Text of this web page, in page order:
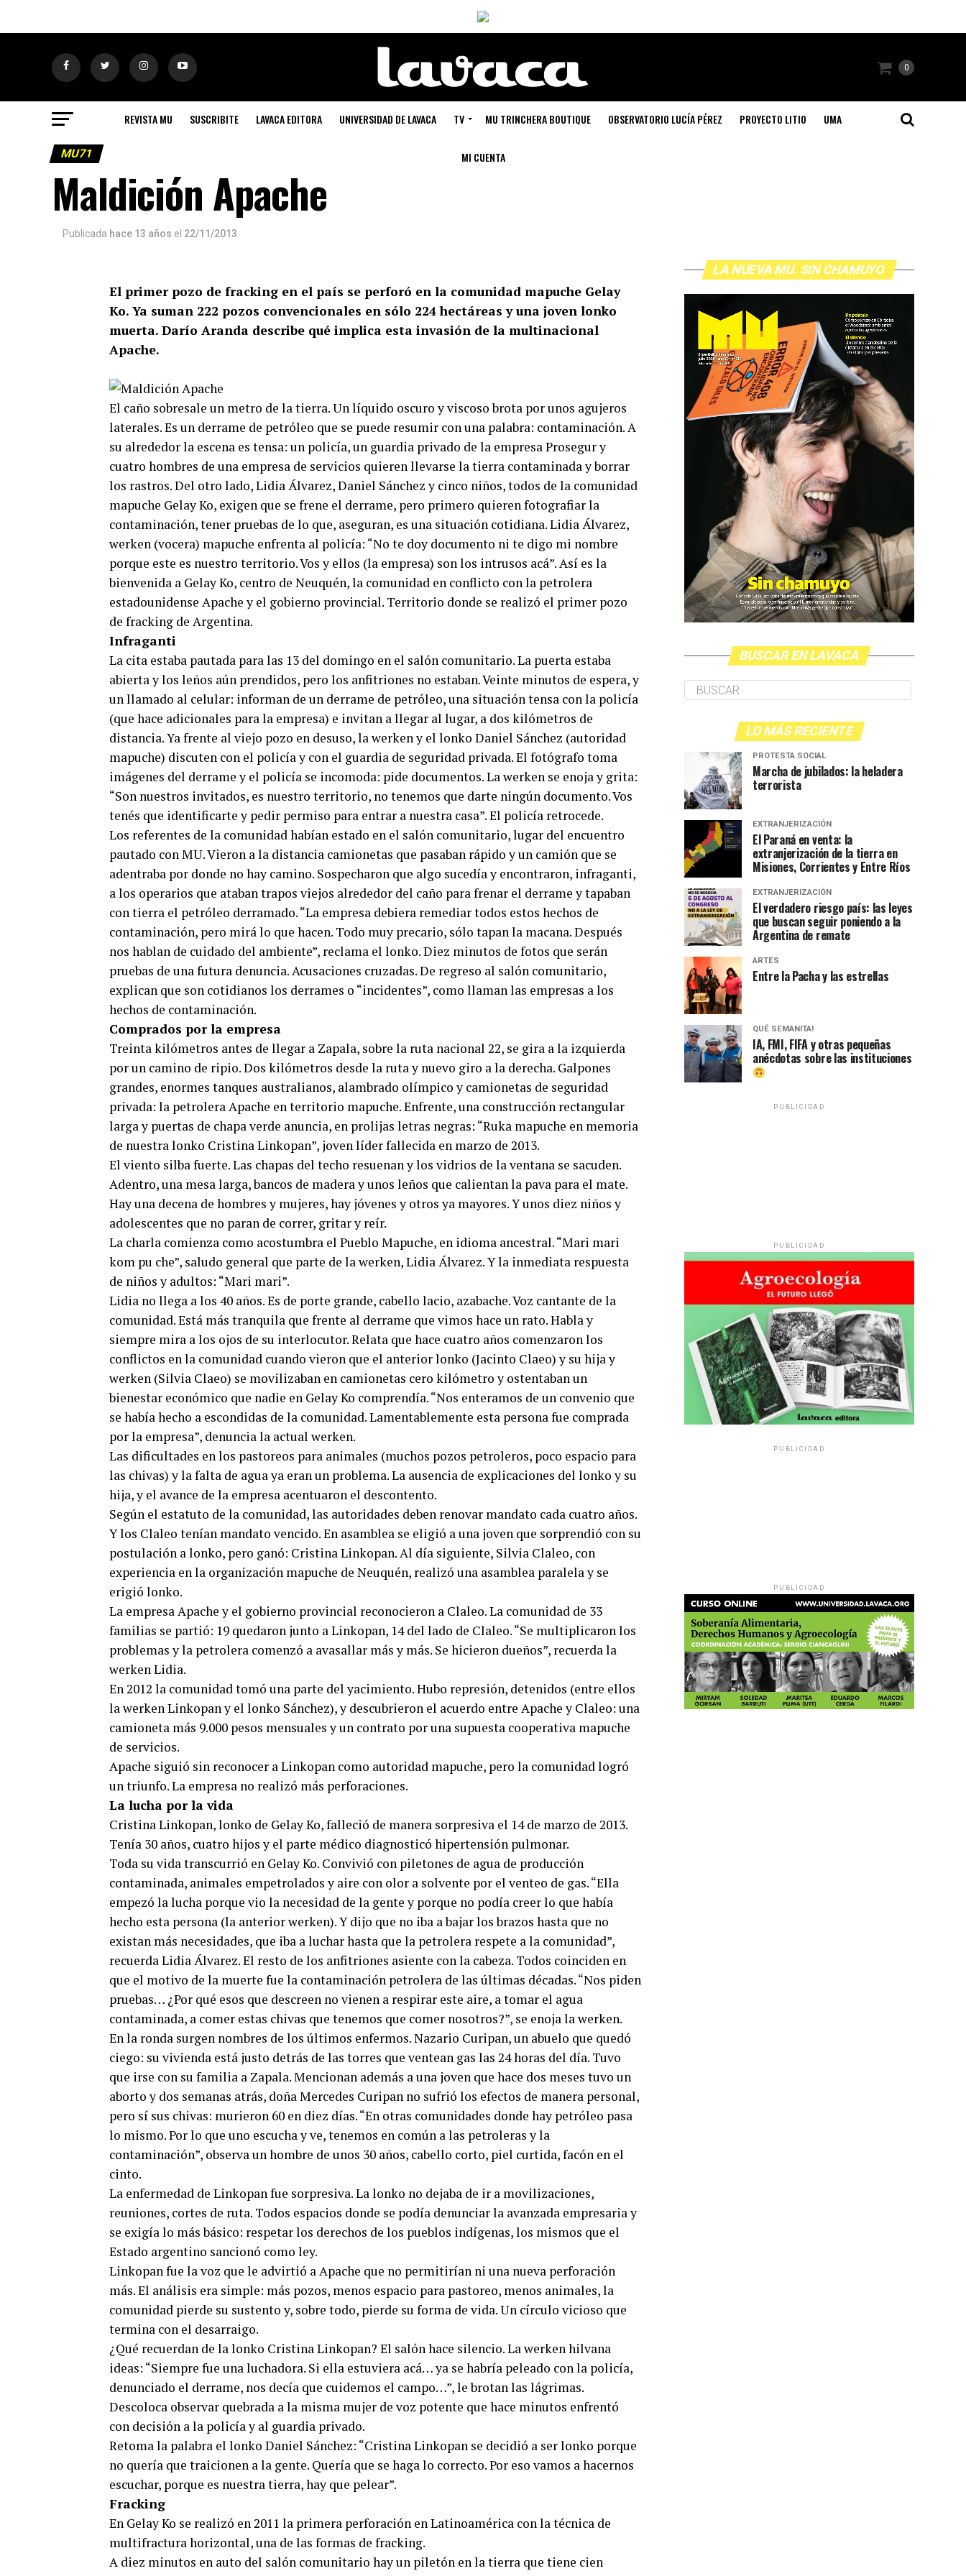
0
REVISTA MU SUSCRIBITE LAVACA EDITORA UNIVERSIDAD DE LAVACA TV MU TRINCHERA BOUTIQUE OBSERVATORIO LUCÍA PÉREZ PROYECTO LITIO UMA
MI CUENTA
MU71
Maldición Apache
Publicada hace 13 años el 22/11/2013
El primer pozo de fracking en el país se perforó en la comunidad mapuche Gelay
Ko. Ya suman 222 pozos convencionales en sólo 224 hectáreas y una joven lonko
muerta. Darío Aranda describe qué implica esta invasión de la multinacional
Apache.
El caño sobresale un metro de la tierra. Un líquido oscuro y viscoso brota por unos agujeros
laterales. Es un derrame de petróleo que se puede resumir con una palabra: contaminación. A
su alrededor la escena es tensa: un policía, un guardia privado de la empresa Prosegur y
cuatro hombres de una empresa de servicios quieren llevarse la tierra contaminada y borrar
los rastros. Del otro lado, Lidia Álvarez, Daniel Sánchez y cinco niños, todos de la comunidad
mapuche Gelay Ko, exigen que se frene el derrame, pero primero quieren fotografiar la
contaminación, tener pruebas de lo que, aseguran, es una situación cotidiana. Lidia Álvarez,
werken (vocera) mapuche enfrenta al policía: “No te doy documento ni te digo mi nombre
porque este es nuestro territorio. Vos y ellos (la empresa) son los intrusos acá”. Así es la
bienvenida a Gelay Ko, centro de Neuquén, la comunidad en conflicto con la petrolera
estadounidense Apache y el gobierno provincial. Territorio donde se realizó el primer pozo
de fracking de Argentina.
Infraganti
La cita estaba pautada para las 13 del domingo en el salón comunitario. La puerta estaba
abierta y los leños aún prendidos, pero los anfitriones no estaban. Veinte minutos de espera, y
un llamado al celular: informan de un derrame de petróleo, una situación tensa con la policía
(que hace adicionales para la empresa) e invitan a llegar al lugar, a dos kilómetros de
distancia. Ya frente al viejo pozo en desuso, la werken y el lonko Daniel Sánchez (autoridad
mapuche) discuten con el policía y con el guardia de seguridad privada. El fotógrafo toma
imágenes del derrame y el policía se incomoda: pide documentos. La werken se enoja y grita:
“Son nuestros invitados, es nuestro territorio, no tenemos que darte ningún documento. Vos
tenés que identificarte y pedir permiso para entrar a nuestra casa”. El policía retrocede.
Los referentes de la comunidad habían estado en el salón comunitario, lugar del encuentro
pautado con MU. Vieron a la distancia camionetas que pasaban rápido y un camión que se
adentraba por donde no hay camino. Sospecharon que algo sucedía y encontraron, infraganti,
a los operarios que ataban trapos viejos alrededor del caño para frenar el derrame y tapaban
con tierra el petróleo derramado. “La empresa debiera remediar todos estos hechos de
contaminación, pero mirá lo que hacen. Todo muy precario, sólo tapan la macana. Después
nos hablan de cuidado del ambiente”, reclama el lonko. Diez minutos de fotos que serán
pruebas de una futura denuncia. Acusaciones cruzadas. De regreso al salón comunitario,
explican que son cotidianos los derrames o “incidentes”, como llaman las empresas a los
hechos de contaminación.
Comprados por la empresa
Treinta kilómetros antes de llegar a Zapala, sobre la ruta nacional 22, se gira a la izquierda
por un camino de ripio. Dos kilómetros desde la ruta y nuevo giro a la derecha. Galpones
grandes, enormes tanques australianos, alambrado olímpico y camionetas de seguridad
privada: la petrolera Apache en territorio mapuche. Enfrente, una construcción rectangular
larga y puertas de chapa verde anuncia, en prolijas letras negras: “Ruka mapuche en memoria
de nuestra lonko Cristina Linkopan”, joven líder fallecida en marzo de 2013.
El viento silba fuerte. Las chapas del techo resuenan y los vidrios de la ventana se sacuden.
Adentro, una mesa larga, bancos de madera y unos leños que calientan la pava para el mate.
Hay una decena de hombres y mujeres, hay jóvenes y otros ya mayores. Y unos diez niños y
adolescentes que no paran de correr, gritar y reír.
La charla comienza como acostumbra el Pueblo Mapuche, en idioma ancestral. “Mari mari
kom pu che”, saludo general que parte de la werken, Lidia Álvarez. Y la inmediata respuesta
de niños y adultos: “Mari mari”.
Lidia no llega a los 40 años. Es de porte grande, cabello lacio, azabache. Voz cantante de la
comunidad. Está más tranquila que frente al derrame que vimos hace un rato. Habla y
siempre mira a los ojos de su interlocutor. Relata que hace cuatro años comenzaron los
conflictos en la comunidad cuando vieron que el anterior lonko (Jacinto Claeo) y su hija y
werken (Silvia Claeo) se movilizaban en camionetas cero kilómetro y ostentaban un
bienestar económico que nadie en Gelay Ko comprendía. “Nos enteramos de un convenio que
se había hecho a escondidas de la comunidad. Lamentablemente esta persona fue comprada
por la empresa”, denuncia la actual werken.
Las dificultades en los pastoreos para animales (muchos pozos petroleros, poco espacio para
las chivas) y la falta de agua ya eran un problema. La ausencia de explicaciones del lonko y su
hija, y el avance de la empresa acentuaron el descontento.
Según el estatuto de la comunidad, las autoridades deben renovar mandato cada cuatro años.
Y los Claleo tenían mandato vencido. En asamblea se eligió a una joven que sorprendió con su
postulación a lonko, pero ganó: Cristina Linkopan. Al día siguiente, Silvia Claleo, con
experiencia en la organización mapuche de Neuquén, realizó una asamblea paralela y se
erigió lonko.
La empresa Apache y el gobierno provincial reconocieron a Claleo. La comunidad de 33
familias se partió: 19 quedaron junto a Linkopan, 14 del lado de Claleo. “Se multiplicaron los
problemas y la petrolera comenzó a avasallar más y más. Se hicieron dueños”, recuerda la
werken Lidia.
En 2012 la comunidad tomó una parte del yacimiento. Hubo represión, detenidos (entre ellos
la werken Linkopan y el lonko Sánchez), y descubrieron el acuerdo entre Apache y Claleo: una
camioneta más 9.000 pesos mensuales y un contrato por una supuesta cooperativa mapuche
de servicios.
Apache siguió sin reconocer a Linkopan como autoridad mapuche, pero la comunidad logró
un triunfo. La empresa no realizó más perforaciones.
La lucha por la vida
Cristina Linkopan, lonko de Gelay Ko, falleció de manera sorpresiva el 14 de marzo de 2013.
Tenía 30 años, cuatro hijos y el parte médico diagnosticó hipertensión pulmonar.
Toda su vida transcurrió en Gelay Ko. Convivió con piletones de agua de producción
contaminada, animales empetrolados y aire con olor a solvente por el venteo de gas. “Ella
empezó la lucha porque vio la necesidad de la gente y porque no podía creer lo que había
hecho esta persona (la anterior werken). Y dijo que no iba a bajar los brazos hasta que no
existan más necesidades, que iba a luchar hasta que la petrolera respete a la comunidad”,
recuerda Lidia Álvarez. El resto de los anfitriones asiente con la cabeza. Todos coinciden en
que el motivo de la muerte fue la contaminación petrolera de las últimas décadas. “Nos piden
pruebas… ¿Por qué esos que descreen no vienen a respirar este aire, a tomar el agua
contaminada, a comer estas chivas que tenemos que comer nosotros?”, se enoja la werken.
En la ronda surgen nombres de los últimos enfermos. Nazario Curipan, un abuelo que quedó
ciego: su vivienda está justo detrás de las torres que ventean gas las 24 horas del día. Tuvo
que irse con su familia a Zapala. Mencionan además a una joven que hace dos meses tuvo un
aborto y dos semanas atrás, doña Mercedes Curipan no sufrió los efectos de manera personal,
pero sí sus chivas: murieron 60 en diez días. “En otras comunidades donde hay petróleo pasa
lo mismo. Por lo que uno escucha y ve, tenemos en común a las petroleras y la
contaminación”, observa un hombre de unos 30 años, cabello corto, piel curtida, facón en el
cinto.
La enfermedad de Linkopan fue sorpresiva. La lonko no dejaba de ir a movilizaciones,
reuniones, cortes de ruta. Todos espacios donde se podía denunciar la avanzada empresaria y
se exigía lo más básico: respetar los derechos de los pueblos indígenas, los mismos que el
Estado argentino sancionó como ley.
Linkopan fue la voz que le advirtió a Apache que no permitirían ni una nueva perforación
más. El análisis era simple: más pozos, menos espacio para pastoreo, menos animales, la
comunidad pierde su sustento y, sobre todo, pierde su forma de vida. Un círculo vicioso que
termina con el desarraigo.
¿Qué recuerdan de la lonko Cristina Linkopan? El salón hace silencio. La werken hilvana
ideas: “Siempre fue una luchadora. Si ella estuviera acá… ya se habría peleado con la policía,
denunciado el derrame, nos decía que cuidemos el campo…”, le brotan las lágrimas.
Descoloca observar quebrada a la misma mujer de voz potente que hace minutos enfrentó
con decisión a la policía y al guardia privado.
Retoma la palabra el lonko Daniel Sánchez: “Cristina Linkopan se decidió a ser lonko porque
no quería que traicionen a la gente. Quería que se haga lo correcto. Por eso vamos a hacernos
escuchar, porque es nuestra tierra, hay que pelear”.
Fracking
En Gelay Ko se realizó en 2011 la primera perforación en Latinoamérica con la técnica de
multifractura horizontal, una de las formas de fracking.
A diez minutos en auto del salón comunitario hay un piletón en la tierra que tiene cien
LA NUEVA MU. SIN CHAMUYO
BUSCAR EN LAVACA
LO MÁS RECIENTE
PROTESTA SOCIAL
Marcha de jubilados: la heladera
terrorista
EXTRANJERIZACIÓN
El Paraná en venta: la
extranjerización de la tierra en
Misiones, Corrientes y Entre Ríos
EXTRANJERIZACIÓN
El verdadero riesgo país: las leyes
que buscan seguir poniendo a la
Argentina de remate
ARTES
Entre la Pacha y las estrellas
QUÉ SEMANITA!
IA, FMI, FIFA y otras pequeñas
anécdotas sobre las instituciones
PUBLICIDAD
PUBLICIDAD
PUBLICIDAD
PUBLICIDAD